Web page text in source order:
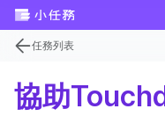
任務列表
協助